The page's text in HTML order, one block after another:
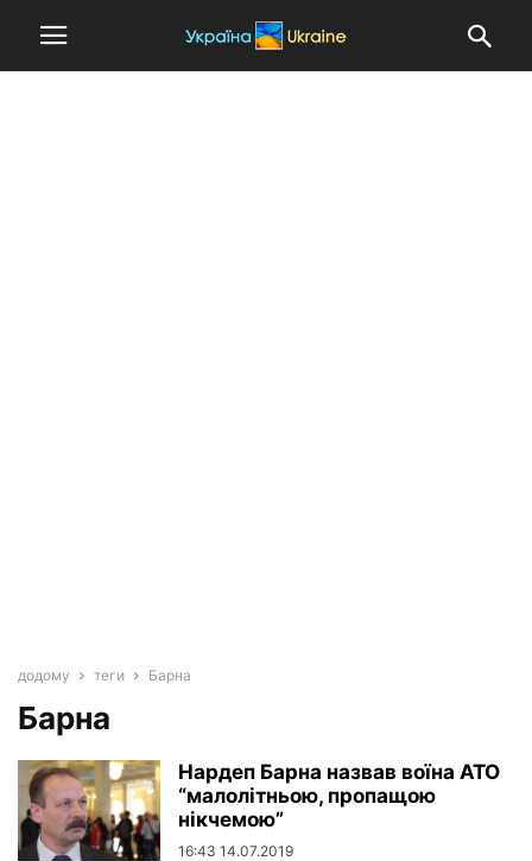
додому теги Барна
Барна
Нардеп Барна назвав воїна АТО
“малолітньою, пропащою
нікчемою”
16:43 14.07.2019